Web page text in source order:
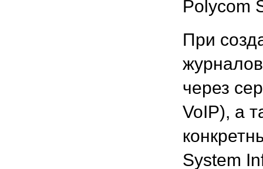
Polycom
При
через
VoIP), а
System